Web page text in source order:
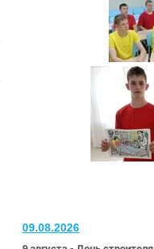
09.08.2026